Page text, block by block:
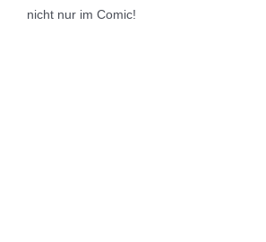
nicht nur im Comic!